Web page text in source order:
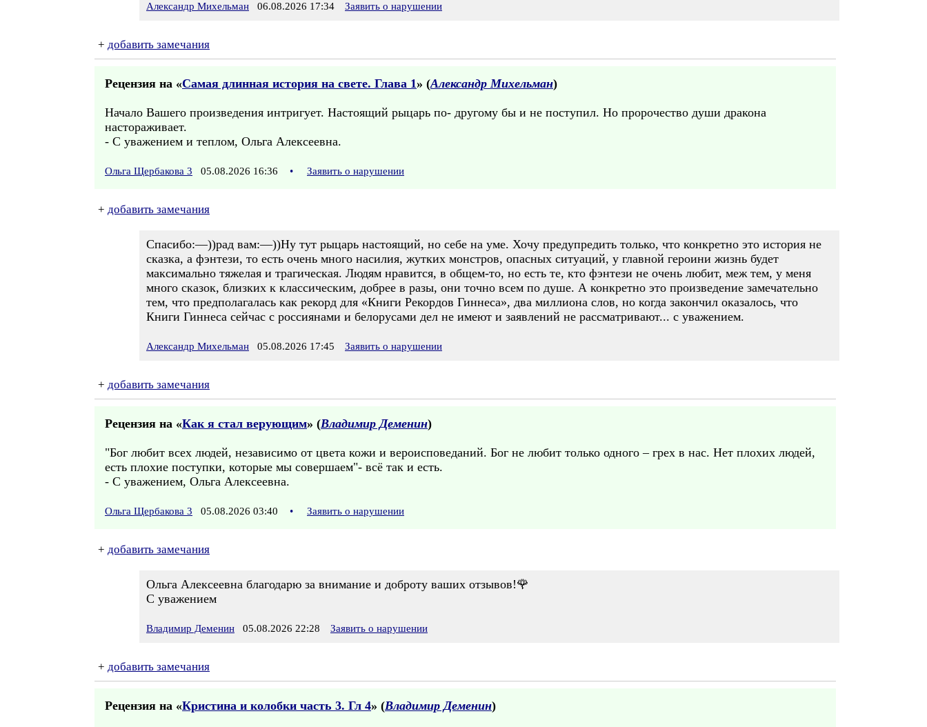
Александр Михельман 06.08.2026 17:34 Заявить о нарушении
+ добавить замечания
Рецензия на «Самая длинная история на свете. Глава 1» (Александр Михельман)
Начало Вашего произведения интригует. Настоящий рыцарь по- другому бы и не поступил. Но пророчество души дракона
настораживает.
- С уважением и теплом, Ольга Алексеевна.
Ольга Щербакова 3 05.08.2026 16:36 • Заявить о нарушении
+ добавить замечания
Спасибо:—))рад вам:—))Ну тут рыцарь настоящий, но себе на уме. Хочу предупредить только, что конкретно это история не
сказка, а фэнтези, то есть очень много насилия, жутких монстров, опасных ситуаций, у главной героини жизнь будет
максимально тяжелая и трагическая. Людям нравится, в общем-то, но есть те, кто фэнтези не очень любит, меж тем, у меня
много сказок, близких к классическим, добрее в разы, они точно всем по душе. А конкретно это произведение замечательно
тем, что предполагалась как рекорд для «Книги Рекордов Гиннеса», два миллиона слов, но когда закончил оказалось, что
Книги Гиннеса сейчас с россиянами и белорусами дел не имеют и заявлений не рассматривают... с уважением.
Александр Михельман 05.08.2026 17:45 Заявить о нарушении
+ добавить замечания
Рецензия на «Как я стал верующим» (Владимир Деменин)
"Бог любит всех людей, независимо от цвета кожи и вероисповеданий. Бог не любит только одного – грех в нас. Нет плохих людей,
есть плохие поступки, которые мы совершаем"- всё так и есть.
- С уважением, Ольга Алексеевна.
Ольга Щербакова 3 05.08.2026 03:40 • Заявить о нарушении
+ добавить замечания
Ольга Алексеевна благодарю за внимание и доброту ваших отзывов!🌹
С уважением
Владимир Деменин 05.08.2026 22:28 Заявить о нарушении
+ добавить замечания
Рецензия на «Кристина и колобки часть 3. Гл 4» (Владимир Деменин)